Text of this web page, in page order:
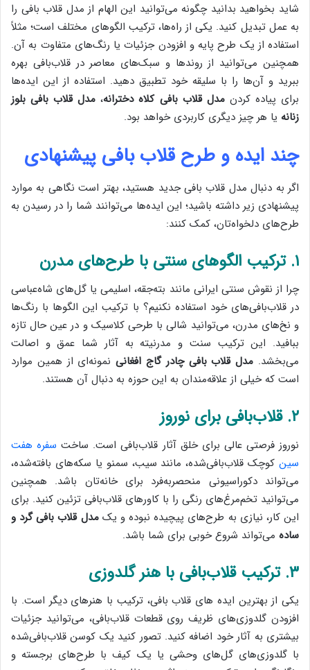
شاید بخواهید بدانید چگونه می‌توانید این الهام از مدل قلاب بافی را
به عمل تبدیل کنید. یکی از راه‌ها، ترکیب الگوهای مختلف است؛ مثلاً
استفاده از یک طرح پایه و افزودن جزئیات یا رنگ‌های متفاوت به آن.
همچنین می‌توانید از روندها و سبک‌های معاصر در قلاب‌بافی بهره
ببرید و آن‌ها را با سلیقه خود تطبیق دهید. استفاده از این ایده‌ها
برای پیاده کردنمدل قلاب بافی کلاه دخترانه، مدل قلاب بافی بلوز
زنانه یا هر چیز دیگری کاربردی خواهد بود.
چند ایده و طرح قلاب بافی پیشنهادی
اگر به دنبال مدل قلاب بافی جدید هستید، بهتر است نگاهی به موارد
پیشنهادی زیر داشته باشید؛ این ایده‌ها می‌توانند شما را در رسیدن به
طرح‌های دلخواه‌تان، کمک کنند:
۱. ترکیب الگوهای سنتی با طرح‌های مدرن
چرا از نقوش سنتی ایرانی مانند بته‌جقه، اسلیمی یا گل‌های شاه‌عباسی
در قلاب‌بافی‌های خود استفاده نکنیم؟ با ترکیب این الگوها با رنگ‌ها
و نخ‌های مدرن، می‌توانید شالی با طرحی کلاسیک و در عین حال تازه
ببافید. این ترکیب سنت و مدرنیته به آثار شما عمق و اصالت
می‌بخشد. مدل قلاب بافی چادر گاج افغانینمونه‌ای از همین موارد
است که خیلی از علاقه‌مندان به این حوزه به دنبال آن هستند.
۲. قلاب‌بافی برای نوروز
نوروز فرصتی عالی برای خلق آثار قلاب‌بافی است. ساخت سفره هفت
سین کوچک قلاب‌بافی‌شده، مانند سیب، سمنو یا سکه‌های بافته‌شده،
می‌تواند دکوراسیونی منحصربه‌فرد برای خانه‌تان باشد. همچنین
می‌توانید تخم‌مرغ‌های رنگی را با کاورهای قلاب‌بافی تزئین کنید. برای
این کار، نیازی به طرح‌های پیچیده نبوده و یکمدل قلاب بافی گرد و
ساده می‌تواند شروع خوبی برای شما باشد.
۳. ترکیب قلاب‌بافی با هنر گلدوزی
یکی از بهترین ایده های قلاب بافی، ترکیب با هنرهای دیگر است. با
افزودن گلدوزی‌های ظریف روی قطعات قلاب‌بافی، می‌توانید جزئیات
بیشتری به آثار خود اضافه کنید. تصور کنید یک کوسن قلاب‌بافی‌شده
با گلدوزی‌های گل‌های وحشی یا یک کیف با طرح‌های برجسته و